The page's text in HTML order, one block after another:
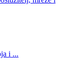
i ...